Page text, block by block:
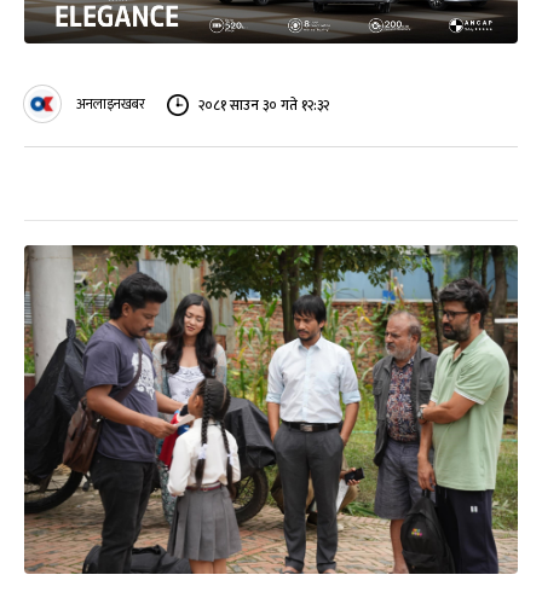
अनलाइनखबर २०८१ साउन ३० गते १२:३२